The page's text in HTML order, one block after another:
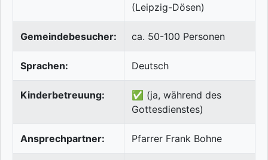
(Leipzig-Dösen)
Gemeindebesucher: ca. 50-100 Personen
Sprachen: Deutsch
Kinderbetreuung:
✅ (ja, während des
Gottesdienstes)
Ansprechpartner: Pfarrer Frank Bohne